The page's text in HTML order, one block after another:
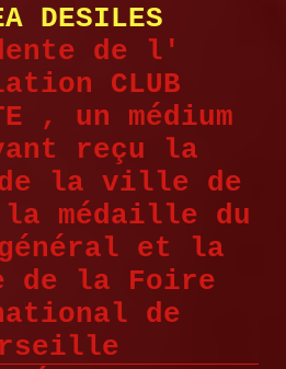
DESILES
de l'
CLUB
, un médium
reçu la
la ville de
médaille du
et la
de la Foire
de